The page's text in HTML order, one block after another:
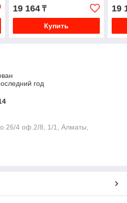
19 164₸
Купить
19
год
26/4 оф.2/8, 1/1, Алматы,